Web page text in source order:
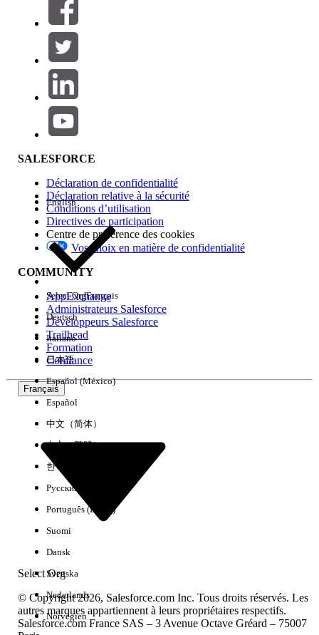
Filtres (0)
SÉLECTIONNER DES FILTRES
Gamme de produits
Impact des fonctionnalités
Edition
Expérience
Aucun résultat
SALESFORCE
Déclaration de confidentialité
Déclaration relative à la sécurité
Conditions d’utilisation
Directives de participation
Centre de préférence des cookies
Vos choix en matière de confidentialité
COMMUNITY
AppExchange
Administrateurs Salesforce
Développeurs Salesforce
Trailhead
Formation
Confiance
Français
Select Org
English
Select OrgFrançais
Deutsch
Italiano
日本語
Español (México)
Español
中文（简体）
中文（繁體）
한국어
Русский
Português (Brasil)
Suomi
Dansk
Svenska
Nederlands
Norvégien
© Copyright 2026, Salesforce.com Inc. Tous droits réservés. Les
autres marques appartiennent à leurs propriétaires respectifs.
Salesforce.com France SAS – 3 Avenue Octave Gréard – 75007